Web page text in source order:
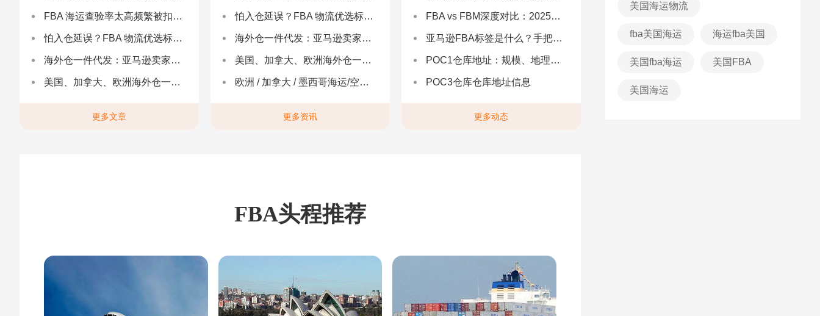
FBA 海运查验率太高频繁被扣货，如何选择低查验物流货代？
怕入仓延误？FBA 物流优选标准：自营仓 + 自有车队是核心硬指标
海外仓一件代发：亚马逊卖家合规履约与长效增长解决方案
美国、加拿大、欧洲海外仓一件代发
更多文章
怕入仓延误？FBA 物流优选标准：自营仓 + 自有车队是核心硬指标
海外仓一件代发：亚马逊卖家合规履约与长效增长解决方案
美国、加拿大、欧洲海外仓一件代发
欧洲 / 加拿大 / 墨西哥海运/空运 | 多国海运一站式解决方案
更多资讯
FBA vs FBM深度对比：2025年卖家该如何选择？（附决策流程图）
亚马逊FBA标签是什么？手把手教你设置与避坑（附超全指南）
POC1仓库地址：规模、地理与优势分析
POC3仓库仓库地址信息
更多动态
FBA头程推荐
美国海运物流
fba美国海运 海运fba美国
美国fba海运 美国FBA
美国海运